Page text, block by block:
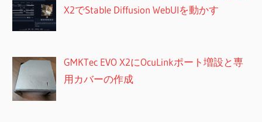
X2でStable Diffusion WebUIを動かす
GMKTec EVO X2にOcuLinkポート増設と専
用カバーの作成